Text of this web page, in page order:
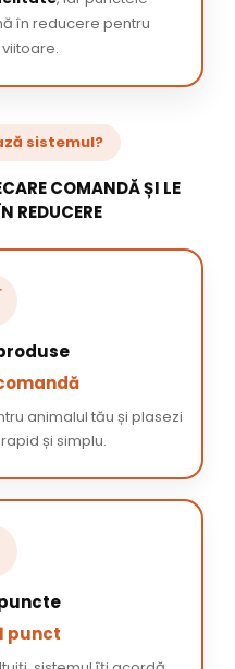
în reducere pentru
sistemul?
COMANDĂ ȘI LE
REDUCERE
animalul tău și plasezi
și simplu.
punct